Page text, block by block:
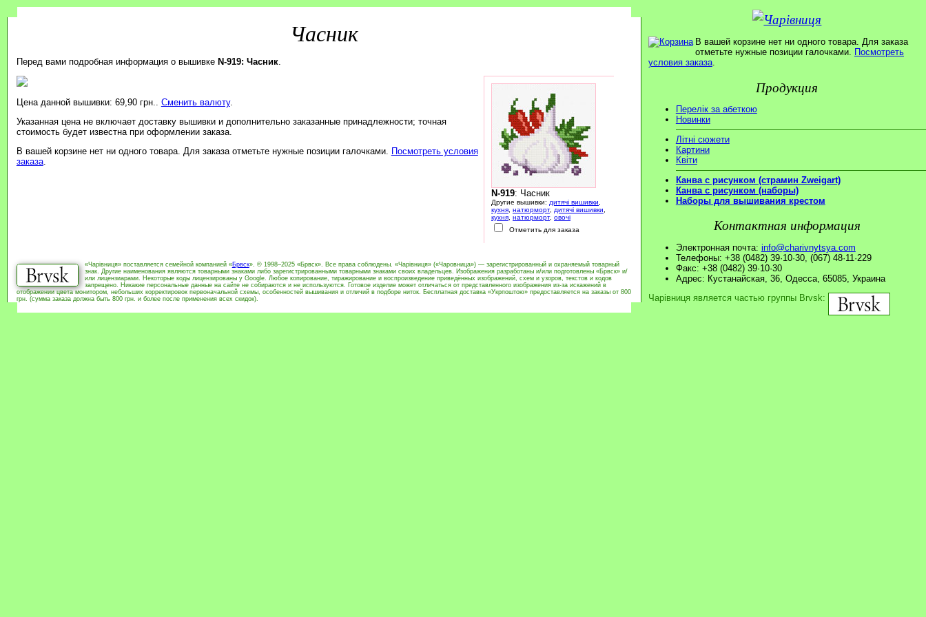
Часник
Перед вами подробная информация о вышивке N-919: Часник.
N-919: Часник
Другие вышивки: дитячі вишивки
кухня натюрморт, дитячі вишивки
кухня натюрморт, овочі
Отметить для заказа
Цена данной вышивки: 69,90 грн.. Сменить валюту.
Указанная цена не включает доставку вышивки и дополнительно заказанные принадлежности; точная
стоимость будет известна при оформлении заказа.
В вашей корзине нет ни одного товара. Для заказа отметьте нужные позиции галочками.
Посмотреть условия
заказа.
«Чарівниця» поставляется семейной компанией «Брвск». © 1998–2025 «Брвск». Все права соблюдены. «Чарівниця» («Чаровница») — зарегистрированный и охраняемый товарный
знак. Другие наименования являются товарными знаками либо зарегистрированными товарными знаками своих владельцев. Изображения разработаны и/или подготовлены «Брвск» и/
или лицензиарами. Некоторые коды лицензированы у Google. Любое копирование, тиражирование и воспроизведение приведённых изображений, схем и узоров, текстов и кодов
запрещено. Никакие персональные данные на сайте не собираются и не используются. Готовое изделие может отличаться от представленного изображения из-за искажений в
отображении цвета монитором, небольших корректировок первоначальной схемы, особенностей вышивания и отличий в подборе ниток. Бесплатная доставка «Укрпоштою» предоставляется на заказы от 800
грн. (сумма заказа должна быть 800 грн. и более после применения всех скидок).
В вашей корзине нет ни одного товара. Для заказа
отметьте нужные позиции галочками. Посмотреть
условия заказа.
Продукция
Перелік за абеткою
Новинки
Літні сюжети
Картини
Квіти
Канва с рисунком (страмин Zweigart)
Канва с рисунком (наборы)
Наборы для вышивания крестом
Контактная информация
Электронная почта: info@charivnytsya.com
Телефоны: +38 (0482) 39·10·30, (067) 48·11·229
Факс: +38 (0482) 39·10·30
Адрес: Кустанайская, 36, Одесса, 65085, Украина
Чарівниця является частью группы Brvsk: